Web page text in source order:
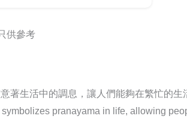
供參考
著生活中的調息，讓人們能夠在繁忙的生
symbolizes pranayama in life, allowing